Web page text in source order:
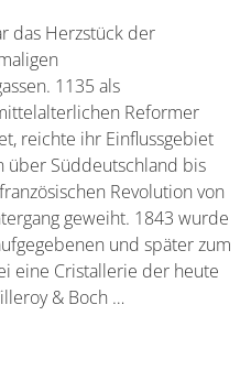
das Herzstück der
1135 als
Reformer
reichte ihr Einflussgebiet
über Süddeutschland bis
Revolution von
geweiht. 1843 wurde
und später zum
eine Cristallerie der heute
& Boch …